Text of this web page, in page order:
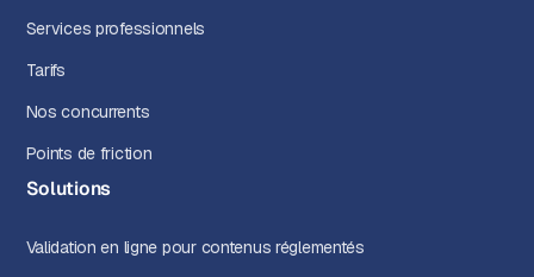
Services professionnels
Tarifs
Nos concurrents
Points de friction
Solutions
Validation en ligne pour contenus réglementés